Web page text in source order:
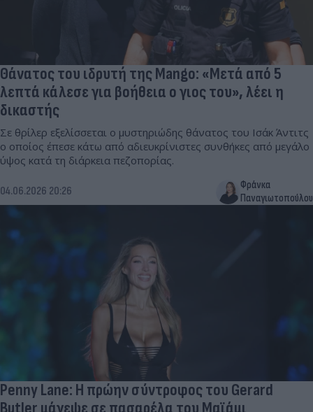
Θάνατος του ιδρυτή της Mango: «Μετά από 5
λεπτά κάλεσε για βοήθεια ο γιος του», λέει η
δικαστής
Σε θρίλερ εξελίσσεται ο μυστηριώδης θάνατος του Ισάκ Άντιτς
ο οποίος έπεσε κάτω από αδιευκρίνιστες συνθήκες από μεγάλο
ύψος κατά τη διάρκεια πεζοπορίας.
04.06.2026 20:26
Φράνκα
Παναγιωτοπούλου
Penny Lane: Η πρώην σύντροφος του Gerard